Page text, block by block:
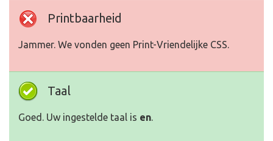
Printbaarheid
Jammer. We vonden geen Print-Vriendelijke CSS.
Taal
Goed. Uw ingestelde taal is en.